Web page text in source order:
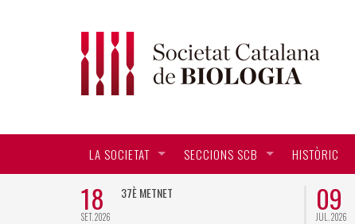
LA SOCIETAT SECCIONS SCB HISTÒRIC
18
SET. 2026
37È METNET 09
JUL. 2026